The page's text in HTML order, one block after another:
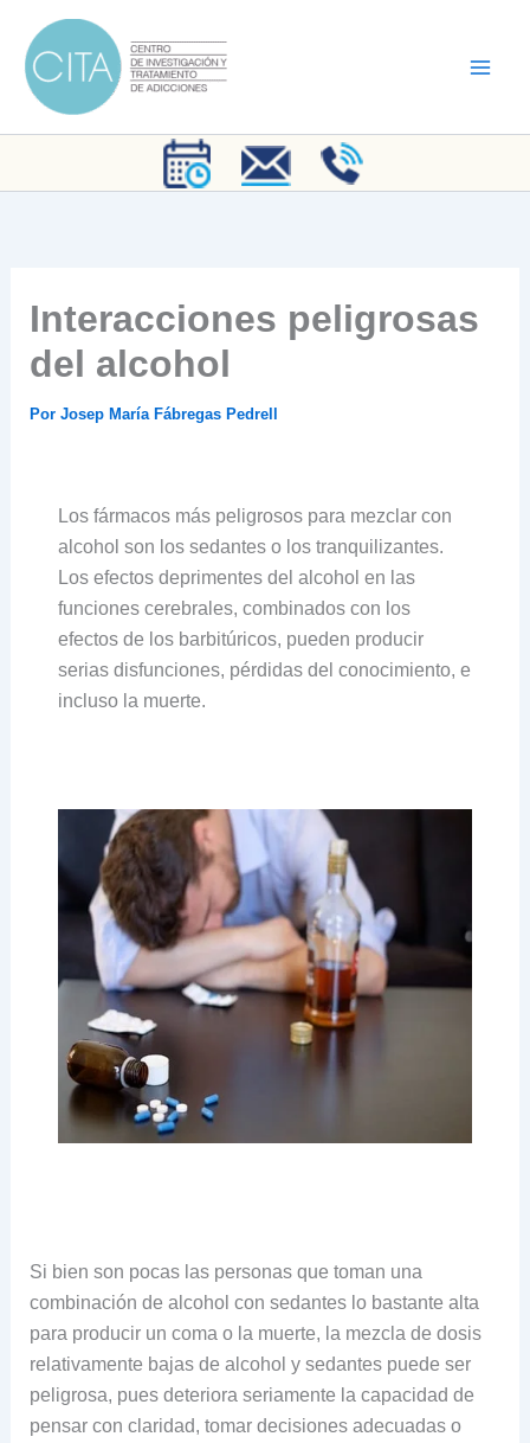
contenido
Interacciones peligrosas
del alcohol
Por Josep María Fábregas Pedrell
Los fármacos más peligrosos para mezclar con
alcohol son los sedantes o los tranquilizantes.
Los efectos deprimentes del alcohol en las
funciones cerebrales, combinados con los
efectos de los barbitúricos, pueden producir
serias disfunciones, pérdidas del conocimiento, e
incluso la muerte.
Si bien son pocas las personas que toman una
combinación de alcohol con sedantes lo bastante alta
para producir un coma o la muerte, la mezcla de dosis
relativamente bajas de alcohol y sedantes puede ser
peligrosa, pues deteriora seriamente la capacidad de
pensar con claridad, tomar decisiones adecuadas o